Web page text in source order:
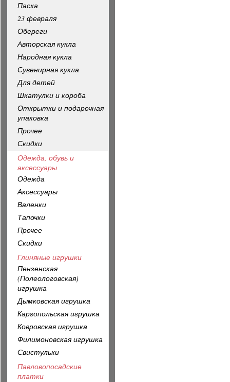
Пасха
23 февраля
Обереги
Авторская кукла
Народная кукла
Сувенирная кукла
Для детей
Шкатулки и короба
Открытки и подарочная
упаковка
Прочее
Скидки
Одежда, обувь и
аксессуары
Одежда
Аксессуары
Валенки
Тапочки
Прочее
Скидки
Глиняные игрушки
Пензенская
(Полеологовская)
игрушка
Дымковская игрушка
Каргопольская игрушка
Ковровская игрушка
Филимоновская игрушка
Свистульки
Павловопосадские
платки